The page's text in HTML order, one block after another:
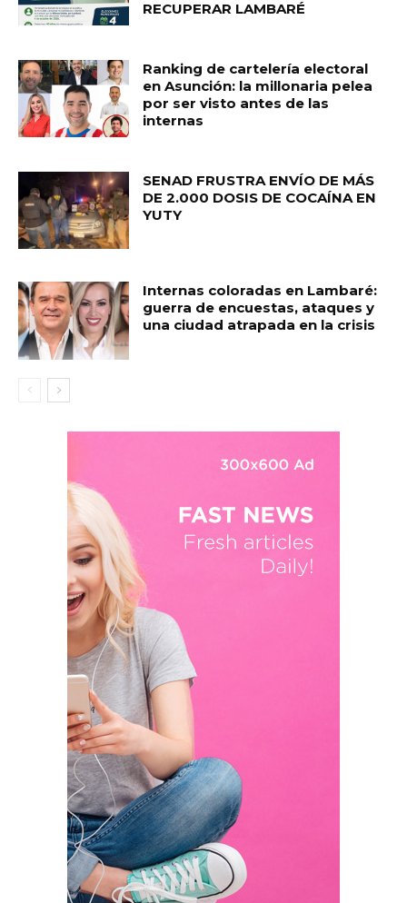
RECUPERAR LAMBARÉ
Ranking de cartelería electoral
en Asunción: la millonaria pelea
por ser visto antes de las
internas
SENAD FRUSTRA ENVÍO DE MÁS
DE 2.000 DOSIS DE COCAÍNA EN
YUTY
Internas coloradas en Lambaré:
guerra de encuestas, ataques y
una ciudad atrapada en la crisis